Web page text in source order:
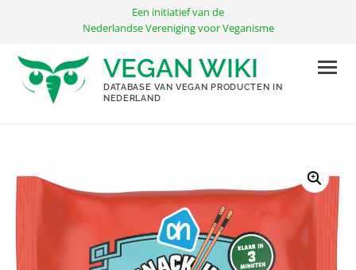
inhoud
Een initiatief van de
Nederlandse Vereniging voor Veganisme
VEGAN WIKI
DATABASE VAN VEGAN PRODUCTEN IN
NEDERLAND